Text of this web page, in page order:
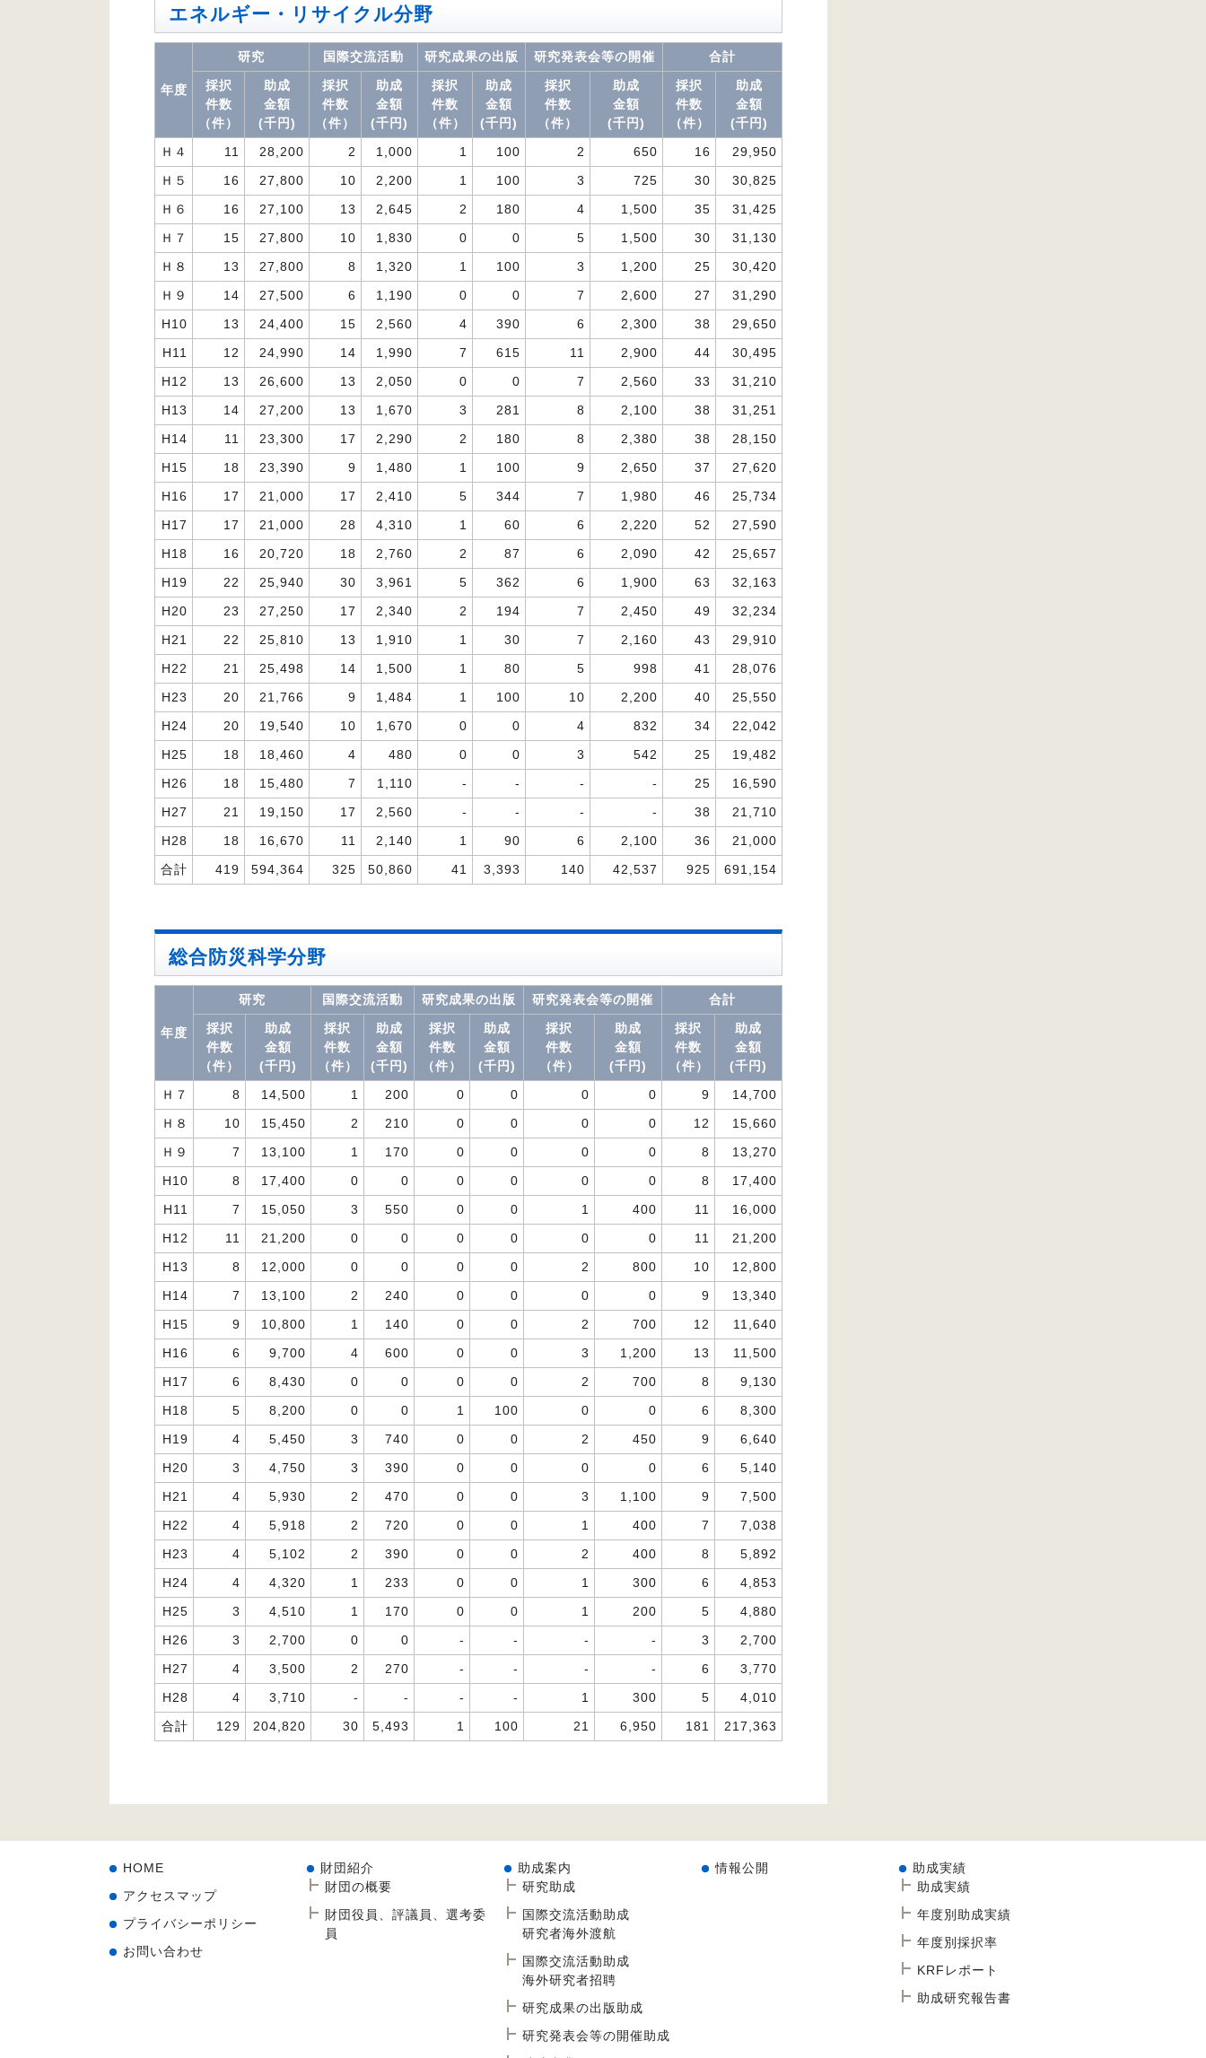
エネルギー・リサイクル分野
年度
研究 国際交流活動 研究成果の出版 研究発表会等の開催
合計
採択
件数
（件）
助成
金額
(千円)
採択
件数
（件）
助成
金額
(千円)
採択
件数
（件）
助成
金額
(千円)
採択
件数
（件）
助成
金額
(千円)
採択
件数
（件）
助成
金額
(千円)
Ｈ４
11 28,200 2 1,000 1 100 2 650 16
29,950
Ｈ５
16 27,800 10 2,200 1 100 3 725 30
30,825
Ｈ６
16 27,100 13 2,645 2 180 4 1,500 35
31,425
Ｈ７
15 27,800 10 1,830 0 0 5 1,500 30
31,130
Ｈ８
13 27,800 8 1,320 1 100 3 1,200 25
30,420
Ｈ９
14 27,500 6 1,190 0 0 7 2,600 27
31,290
H10
13 24,400 15 2,560 4 390 6 2,300 38
29,650
H11
12 24,990 14 1,990 7 615 11 2,900 44
30,495
H12
13 26,600 13 2,050 0 0 7 2,560 33
31,210
H13
14 27,200 13 1,670 3 281 8 2,100 38
31,251
H14
11 23,300 17 2,290 2 180 8 2,380 38
28,150
H15
18 23,390 9 1,480 1 100 9 2,650 37
27,620
H16
17 21,000 17 2,410 5 344 7 1,980 46
25,734
H17
17 21,000 28 4,310 1 60 6 2,220 52
27,590
H18
16 20,720 18 2,760 2 87 6 2,090 42
25,657
H19
22 25,940 30 3,961 5 362 6 1,900 63
32,163
H20
23 27,250 17 2,340 2 194 7 2,450 49
32,234
H21
22 25,810 13 1,910 1 30 7 2,160 43
29,910
H22
21 25,498 14 1,500 1 80 5 998 41
28,076
H23
20 21,766 9 1,484 1 100 10 2,200 40
25,550
H24
20 19,540 10 1,670 0 0 4 832 34
22,042
H25
18 18,460 4 480 0 0 3 542 25
19,482
H26
18 15,480 7 1,110 - - - - 25
16,590
H27
21 19,150 17 2,560 - - - - 38
21,710
H28
18 16,670 11 2,140 1 90 6 2,100 36
21,000
合計
419 594,364 325 50,860 41 3,393 140 42,537 925 691,154
総合防災科学分野
年度
研究 国際交流活動 研究成果の出版 研究発表会等の開催
合計
採択
件数
（件）
助成
金額
(千円)
採択
件数
（件）
助成
金額
(千円)
採択
件数
（件）
助成
金額
(千円)
採択
件数
（件）
助成
金額
(千円)
採択
件数
（件）
助成
金額
(千円)
Ｈ７
8 14,500 1 200 0 0 0 0 9
14,700
Ｈ８
10 15,450 2 210 0 0 0 0 12
15,660
Ｈ９
7 13,100 1 170 0 0 0 0 8
13,270
H10
8 17,400 0 0 0 0 0 0 8
17,400
H11
7 15,050 3 550 0 0 1 400 11
16,000
H12
11 21,200 0 0 0 0 0 0 11
21,200
H13
8 12,000 0 0 0 0 2 800 10
12,800
H14
7 13,100 2 240 0 0 0 0 9
13,340
H15
9 10,800 1 140 0 0 2 700 12
11,640
H16
6 9,700 4 600 0 0 3 1,200 13
11,500
H17
6 8,430 0 0 0 0 2 700 8
9,130
H18
5 8,200 0 0 1 100 0 0 6
8,300
H19
4 5,450 3 740 0 0 2 450 9
6,640
H20
3 4,750 3 390 0 0 0 0 6
5,140
H21
4 5,930 2 470 0 0 3 1,100 9
7,500
H22
4 5,918 2 720 0 0 1 400 7
7,038
H23
4 5,102 2 390 0 0 2 400 8
5,892
H24
4 4,320 1 233 0 0 1 300 6
4,853
H25
3 4,510 1 170 0 0 1 200 5
4,880
H26
3 2,700 0 0 - - - - 3
2,700
H27
4 3,500 2 270 - - - - 6
3,770
H28
4 3,710 - - - - 1 300 5
4,010
合計
129 204,820 30 5,493 1 100 21 6,950 181 217,363
HOME
アクセスマップ
プライバシーポリシー
お問い合わせ
財団紹介
財団の概要
財団役員、評議員、選考委
員
助成案内
研究助成
国際交流活動助成
研究者海外渡航
国際交流活動助成
海外研究者招聘
研究成果の出版助成
研究発表会等の開催助成
情報公開
助成実績
助成実績
年度別助成実績
年度別採択率
KRFレポート
助成研究報告書